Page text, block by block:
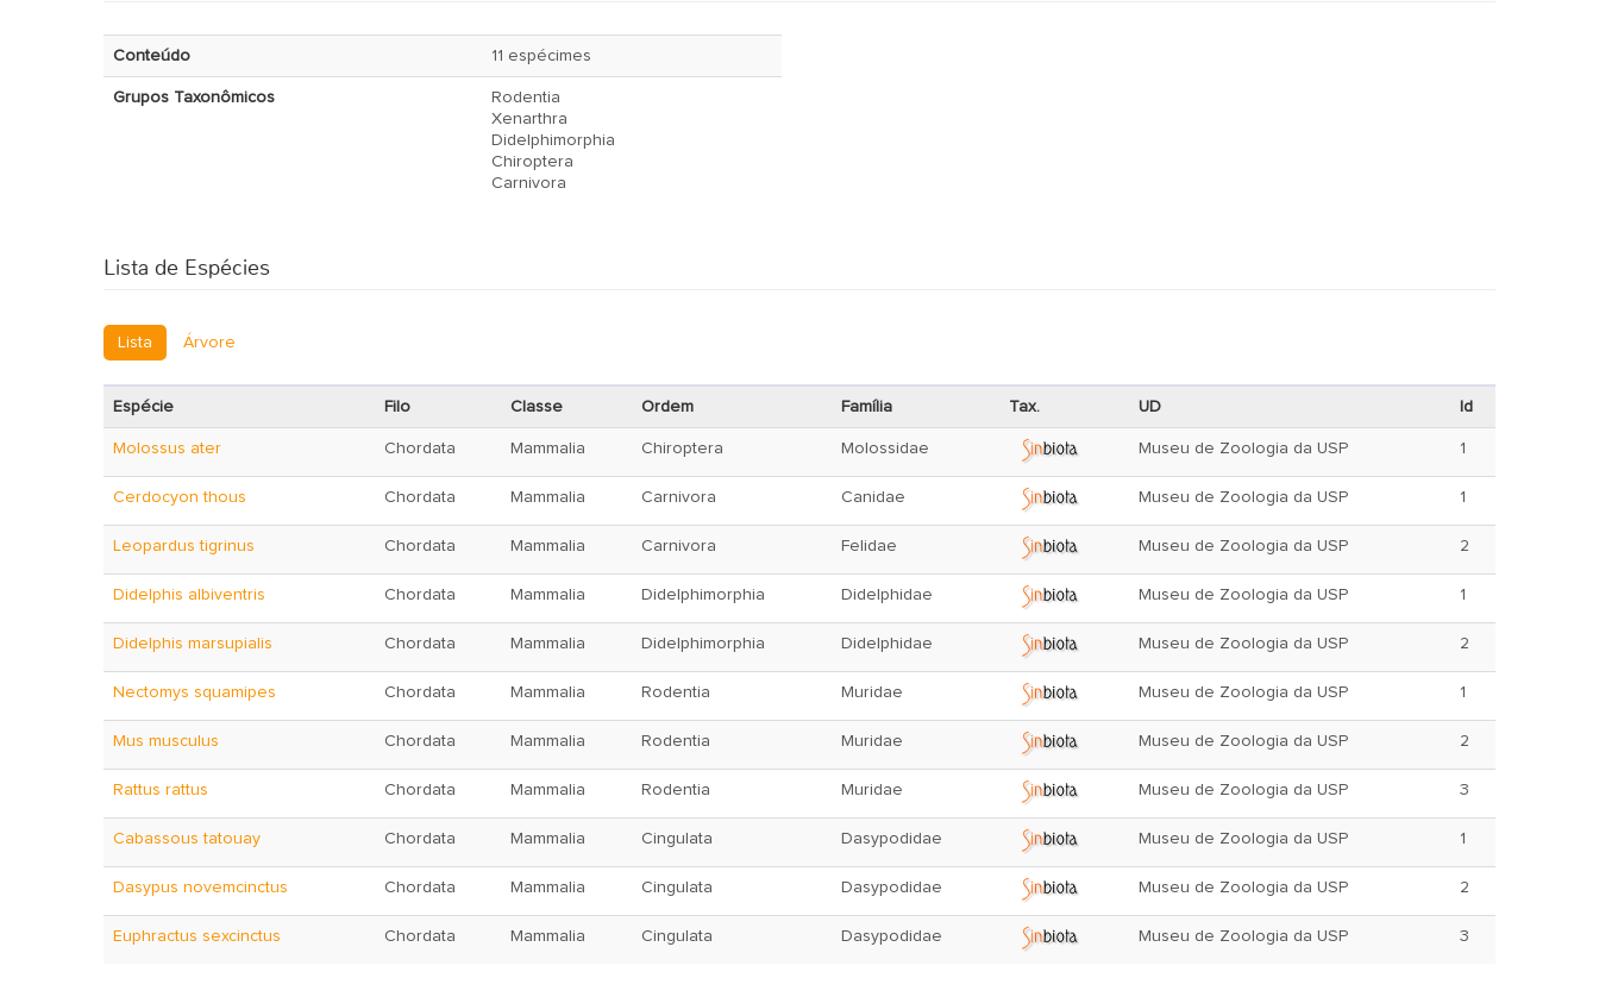
Conteúdo 11 espécimes
Grupos Taxonômicos
Rodentia
Xenarthra
Didelphimorphia
Chiroptera
Carnivora
Lista de Espécies
Lista Árvore
Espécie Filo Classe Ordem Família Tax. UD Id
Molossus ater Chordata Mammalia Chiroptera Molossidae Museu de Zoologia da USP 1
Cerdocyon thous Chordata Mammalia Carnivora Canidae Museu de Zoologia da USP 1
Leopardus tigrinus Chordata Mammalia Carnivora Felidae Museu de Zoologia da USP 2
Didelphis albiventris Chordata Mammalia Didelphimorphia Didelphidae Museu de Zoologia da USP 1
Didelphis marsupialis Chordata Mammalia Didelphimorphia Didelphidae Museu de Zoologia da USP 2
Nectomys squamipes Chordata Mammalia Rodentia Muridae Museu de Zoologia da USP 1
Mus musculus Chordata Mammalia Rodentia Muridae Museu de Zoologia da USP 2
Rattus rattus Chordata Mammalia Rodentia Muridae Museu de Zoologia da USP 3
Cabassous tatouay Chordata Mammalia Cingulata Dasypodidae Museu de Zoologia da USP 1
Dasypus novemcinctus Chordata Mammalia Cingulata Dasypodidae Museu de Zoologia da USP 2
Euphractus sexcinctus Chordata Mammalia Cingulata Dasypodidae Museu de Zoologia da USP 3